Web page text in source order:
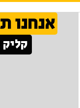
אנחנו